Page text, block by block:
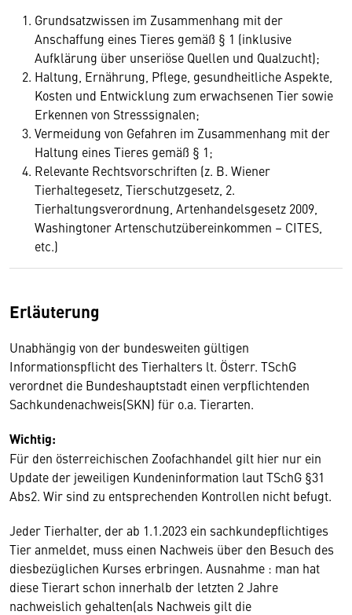
Grundsatzwissen im Zusammenhang mit der
Anschaffung eines Tieres gemäß § 1 (inklusive
Aufklärung über unseriöse Quellen und Qualzucht);
Haltung, Ernährung, Pflege, gesundheitliche Aspekte,
Kosten und Entwicklung zum erwachsenen Tier sowie
Erkennen von Stresssignalen;
Vermeidung von Gefahren im Zusammenhang mit der
Haltung eines Tieres gemäß § 1;
Relevante Rechtsvorschriften (z. B. Wiener
Tierhaltegesetz, Tierschutzgesetz, 2.
Tierhaltungsverordnung, Artenhandelsgesetz 2009,
Washingtoner Artenschutzübereinkommen – CITES,
etc.)
Erläuterung
Unabhängig von der bundesweiten gültigen
Informationspflicht des Tierhalters lt. Österr. TSchG
verordnet die Bundeshauptstadt einen verpflichtenden
Sachkundenachweis(SKN) für o.a. Tierarten.
Wichtig:
Für den österreichischen Zoofachhandel gilt hier nur ein
Update der jeweiligen Kundeninformation laut TSchG §31
Abs2. Wir sind zu entsprechenden Kontrollen nicht befugt.
Jeder Tierhalter, der ab 1.1.2023 ein sachkundepflichtiges
Tier anmeldet, muss einen Nachweis über den Besuch des
diesbezüglichen Kurses erbringen. Ausnahme : man hat
diese Tierart schon innerhalb der letzten 2 Jahre
nachweislich gehalten(als Nachweis gilt die